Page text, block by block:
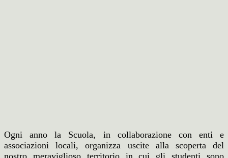
Ogni anno la Scuola, in collaborazione con enti e
associazioni locali, organizza uscite alla scoperta del
nostro meraviglioso territorio in cui gli studenti sono